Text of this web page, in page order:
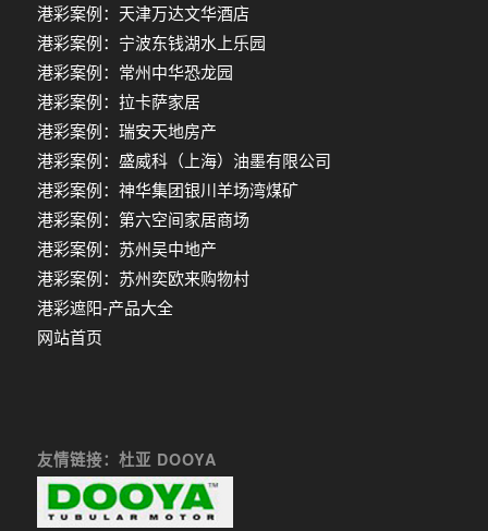
港彩案例：天津万达文华酒店
港彩案例：宁波东钱湖水上乐园
港彩案例：常州中华恐龙园
港彩案例：拉卡萨家居
港彩案例：瑞安天地房产
港彩案例：盛威科（上海）油墨有限公司
港彩案例：神华集团银川羊场湾煤矿
港彩案例：第六空间家居商场
港彩案例：苏州吴中地产
港彩案例：苏州奕欧来购物村
港彩遮阳-产品大全
网站首页
友情链接：杜亚 DOOYA